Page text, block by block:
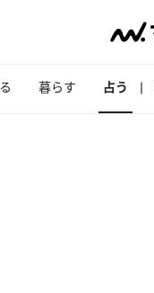
暮らす 占う